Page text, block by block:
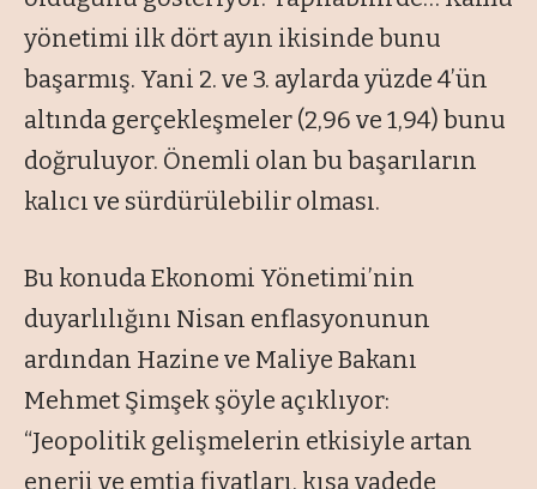
yönetimi ilk dört ayın ikisinde bunu
başarmış. Yani 2. ve 3. aylarda yüzde 4’ün
altında gerçekleşmeler (2,96 ve 1,94) bunu
doğruluyor. Önemli olan bu başarıların
kalıcı ve sürdürülebilir olması.
Bu konuda Ekonomi Yönetimi’nin
duyarlılığını Nisan enflasyonunun
ardından Hazine ve Maliye Bakanı
Mehmet Şimşek şöyle açıklıyor:
“Jeopolitik gelişmelerin etkisiyle artan
enerji ve emtia fiyatları, kısa vadede